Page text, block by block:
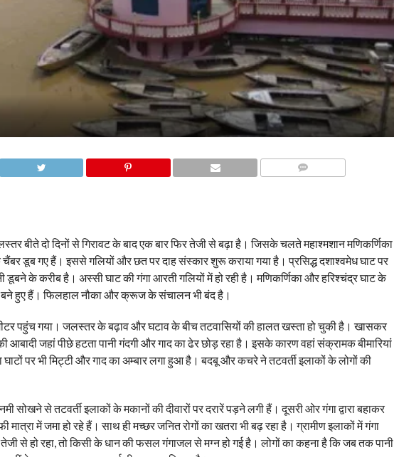
बीते दो दिनों से गिरावट के बाद एक बार फिर तेजी से बढ़ा है। जिसके चलते महाश्मशान मणिकर्णिका
डूब गए हैं। इससे गलियों और छत पर दाह संस्कार शुरू कराया गया है। प्रसिद्ध दशाश्वमेध घाट पर
डूबने के करीब है। अस्सी घाट की गंगा आरती गलियों में हो रही है। मणिकर्णिका और हरिश्चंद्र घाट के
हुए हैं। फिलहाल नौका और क्रूज के संचालन भी बंद है।
पहुंच गया। जलस्तर के बढ़ाव और घटाव के बीच तटवासियों की हालत खस्ता हो चुकी है। खासकर
आबादी जहां पीछे हटता पानी गंदगी और गाद का ढेर छोड़ रहा है। इसके कारण वहां संक्रामक बीमारियां
पर भी मिट्टी और गाद का अम्बार लगा हुआ है। बदबू और कचरे ने तटवर्ती इलाकों के लोगों की
सोखने से तटवर्ती इलाकों के मकानों की दीवारों पर दरारें पड़ने लगी हैं। दूसरी ओर गंगा द्वारा बहाकर
में जमा हो रहे हैं। साथ ही मच्छर जनित रोगों का खतरा भी बढ़ रहा है। ग्रामीण इलाकों में गंगा
से हो रहा, तो किसी के धान की फसल गंगाजल से मग्न हो गई है। लोगों का कहना है कि जब तक पानी